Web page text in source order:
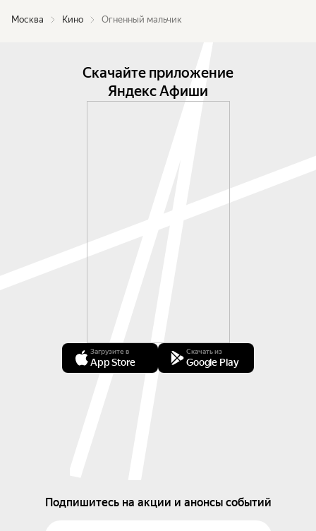
Москва Кино Огненный мальчик
Скачайте приложение
Яндекс Афиши
Загрузите в
App Store
Скачать из
Google Play
Подпишитесь на акции и анонсы событий